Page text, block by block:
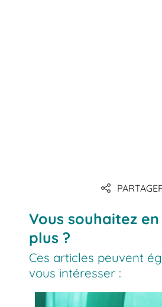
Vous souhaitez
plus ?
Ces articles peuvent
vous intéresser :